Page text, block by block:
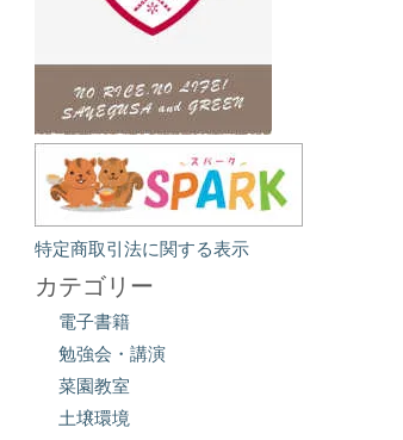
特定商取引法に関する表示
カテゴリー
電子書籍
勉強会・講演
菜園教室
土壌環境